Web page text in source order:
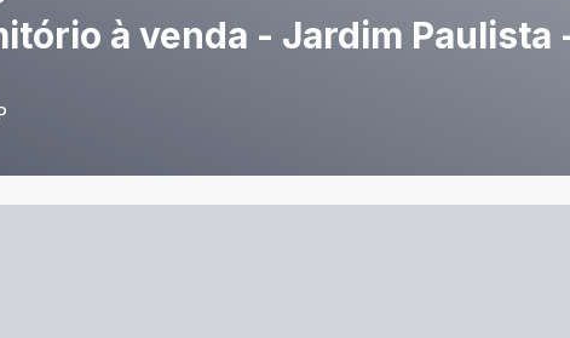
à venda - Jardim Paulista